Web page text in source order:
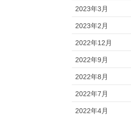
2023年3月
2023年2月
2022年12月
2022年9月
2022年8月
2022年7月
2022年4月